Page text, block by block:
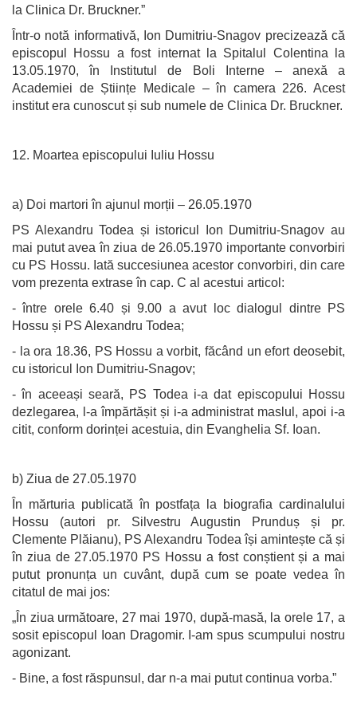
la Clinica Dr. Bruckner.”
Într-o notă informativă, Ion Dumitriu-Snagov precizează că
episcopul Hossu a fost internat la Spitalul Colentina la
13.05.1970, în Institutul de Boli Interne – anexă a
Academiei de Științe Medicale – în camera 226. Acest
institut era cunoscut și sub numele de Clinica Dr. Bruckner.
12. Moartea episcopului Iuliu Hossu
a) Doi martori în ajunul morții – 26.05.1970
PS Alexandru Todea și istoricul Ion Dumitriu-Snagov au
mai putut avea în ziua de 26.05.1970 importante convorbiri
cu PS Hossu. Iată succesiunea acestor convorbiri, din care
vom prezenta extrase în cap. C al acestui articol:
- între orele 6.40 și 9.00 a avut loc dialogul dintre PS
Hossu și PS Alexandru Todea;
- la ora 18.36, PS Hossu a vorbit, făcând un efort deosebit,
cu istoricul Ion Dumitriu-Snagov;
- în aceeași seară, PS Todea i-a dat episcopului Hossu
dezlegarea, l-a împărtășit și i-a administrat maslul, apoi i-a
citit, conform dorinței acestuia, din Evanghelia Sf. Ioan.
b) Ziua de 27.05.1970
În mărturia publicată în postfața la biografia cardinalului
Hossu (autori pr. Silvestru Augustin Prunduș și pr.
Clemente Plăianu), PS Alexandru Todea își amintește că și
în ziua de 27.05.1970 PS Hossu a fost conștient și a mai
putut pronunța un cuvânt, după cum se poate vedea în
citatul de mai jos:
„În ziua următoare, 27 mai 1970, după-masă, la orele 17, a
sosit episcopul Ioan Dragomir. I-am spus scumpului nostru
agonizant.
- Bine, a fost răspunsul, dar n-a mai putut continua vorba.”